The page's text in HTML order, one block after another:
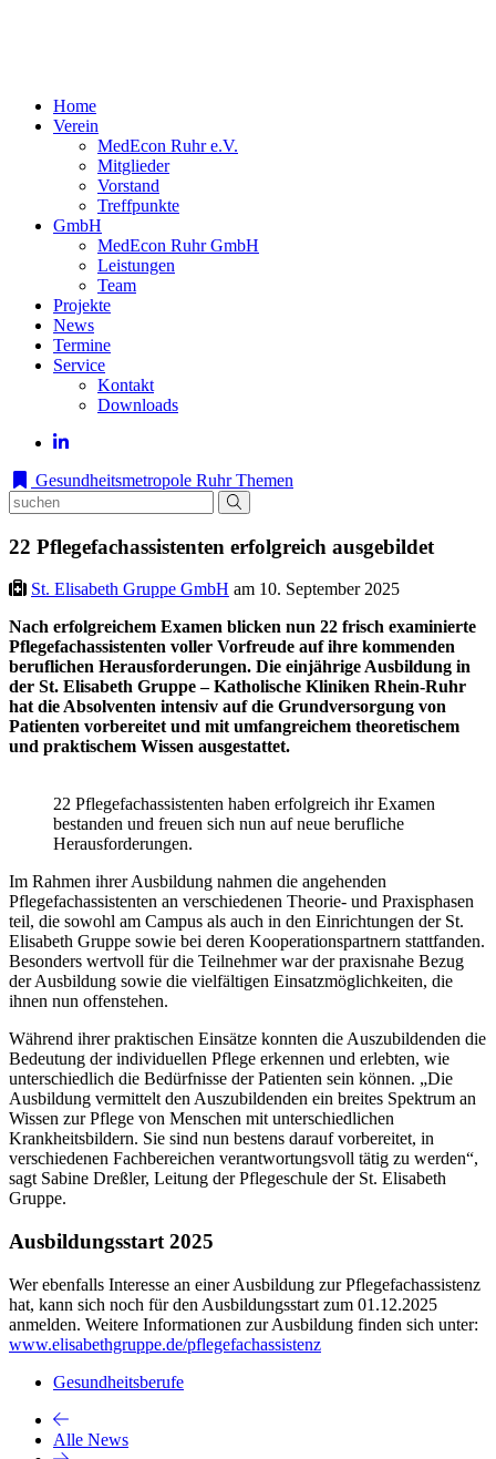
Home
Verein
MedEcon Ruhr e.V.
Mitglieder
Vorstand
Treffpunkte
GmbH
MedEcon Ruhr GmbH
Leistungen
Team
Projekte
News
Termine
Service
Kontakt
Downloads
Gesundheitsmetropole Ruhr Themen
22 Pflegefachassistenten erfolgreich ausgebildet
St. Elisabeth Gruppe GmbH am 10. September 2025
Nach erfolgreichem Examen blicken nun 22 frisch examinierte
Pflegefachassistenten voller Vorfreude auf ihre kommenden
beruflichen Herausforderungen. Die einjährige Ausbildung in
der St. Elisabeth Gruppe – Katholische Kliniken Rhein-Ruhr
hat die Absolventen intensiv auf die Grundversorgung von
Patienten vorbereitet und mit umfangreichem theoretischem
und praktischem Wissen ausgestattet.
22 Pflegefachassistenten haben erfolgreich ihr Examen
bestanden und freuen sich nun auf neue berufliche
Herausforderungen.
Im Rahmen ihrer Ausbildung nahmen die angehenden
Pflegefachassistenten an verschiedenen Theorie- und Praxisphasen
teil, die sowohl am Campus als auch in den Einrichtungen der St.
Elisabeth Gruppe sowie bei deren Kooperationspartnern stattfanden.
Besonders wertvoll für die Teilnehmer war der praxisnahe Bezug
der Ausbildung sowie die vielfältigen Einsatzmöglichkeiten, die
ihnen nun offenstehen.
Während ihrer praktischen Einsätze konnten die Auszubildenden die
Bedeutung der individuellen Pflege erkennen und erlebten, wie
unterschiedlich die Bedürfnisse der Patienten sein können. „Die
Ausbildung vermittelt den Auszubildenden ein breites Spektrum an
Wissen zur Pflege von Menschen mit unterschiedlichen
Krankheitsbildern. Sie sind nun bestens darauf vorbereitet, in
verschiedenen Fachbereichen verantwortungsvoll tätig zu werden“,
sagt Sabine Dreßler, Leitung der Pflegeschule der St. Elisabeth
Gruppe.
Ausbildungsstart 2025
Wer ebenfalls Interesse an einer Ausbildung zur Pflegefachassistenz
hat, kann sich noch für den Ausbildungsstart zum 01.12.2025
anmelden. Weitere Informationen zur Ausbildung finden sich unter:
www.elisabethgruppe.de/pflegefachassistenz
Gesundheitsberufe
Alle News